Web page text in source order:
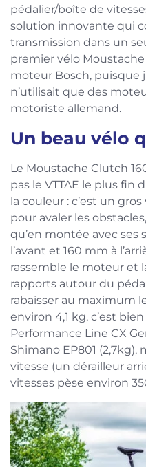
pédalier/boîte de
solution innovante qui
transmission dans un
premier vélo
moteur Bosch, puisque
n’utilisait que des
motoriste allemand.
Un beau vélo
Le Moustache Clutch
pas le VTTAE le plus fin
la couleur : c’est un
pour avaler les
qu’en montée avec ses
l’avant et 160 mm à
rassemble le moteur et
rapports autour du
rabaisser au maximum
environ 4,1 kg, c’est
Performance Line CX
Shimano EP801
vitesse (un dérailleur
vitesses pèse environ